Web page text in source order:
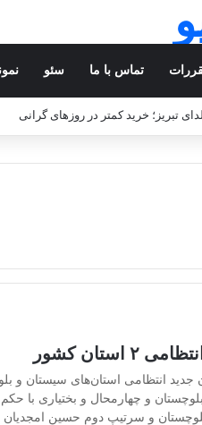
تماس با ما سئو
تبریز؛ خرید کمتر در روزهای گرانی
کشور
جدید انتظامی استان‌های سیستان و
و چهارمحال و بختیاری
و سرتیپ دوم حسین